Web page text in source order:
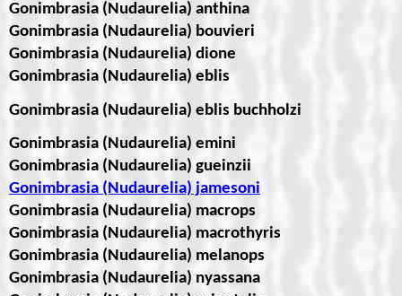
Gonimbrasia (Nudaurelia) anthina
Gonimbrasia (Nudaurelia) bouvieri
Gonimbrasia (Nudaurelia) dione
Gonimbrasia (Nudaurelia) eblis
Gonimbrasia (Nudaurelia) eblis buchholzi
Gonimbrasia (Nudaurelia) emini
Gonimbrasia (Nudaurelia) gueinzii
Gonimbrasia (Nudaurelia) jamesoni
Gonimbrasia (Nudaurelia) macrops
Gonimbrasia (Nudaurelia) macrothyris
Gonimbrasia (Nudaurelia) melanops
Gonimbrasia (Nudaurelia) nyassana